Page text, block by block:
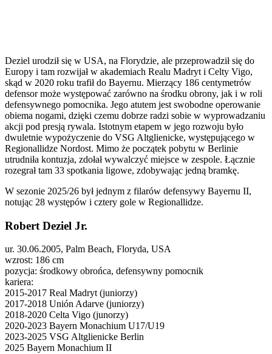
Deziel urodził się w USA, na Florydzie, ale przeprowadził się do
Europy i tam rozwijał w akademiach Realu Madryt i Celty Vigo,
skąd w 2020 roku trafił do Bayernu. Mierzący 186 centymetrów
defensor może występować zarówno na środku obrony, jak i w roli
defensywnego pomocnika. Jego atutem jest swobodne operowanie
obiema nogami, dzięki czemu dobrze radzi sobie w wyprowadzaniu
akcji pod presją rywala. Istotnym etapem w jego rozwoju było
dwuletnie wypożyczenie do VSG Altglienicke, występującego w
Regionallidze Nordost. Mimo że początek pobytu w Berlinie
utrudniła kontuzja, zdołał wywalczyć miejsce w zespole. Łącznie
rozegrał tam 33 spotkania ligowe, zdobywając jedną bramkę.
W sezonie 2025/26 był jednym z filarów defensywy Bayernu II,
notując 28 występów i cztery gole w Regionallidze.
Robert Deziel Jr.
ur. 30.06.2005, Palm Beach, Floryda, USA
wzrost: 186 cm
pozycja: środkowy obrońca, defensywny pomocnik
kariera:
2015-2017 Real Madryt (juniorzy)
2017-2018 Unión Adarve (juniorzy)
2018-2020 Celta Vigo (junorzy)
2020-2023 Bayern Monachium U17/U19
2023-2025 VSG Altglienicke Berlin
2025 Bayern Monachium II